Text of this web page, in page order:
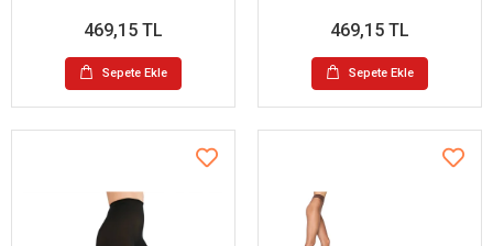
469,15 TL
Sepete Ekle
469,15 TL
Sepete Ekle